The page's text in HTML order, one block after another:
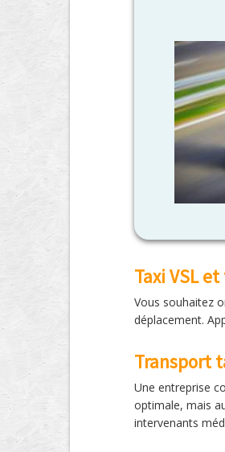
Taxi VSL
Vous souhaitez
déplacement.
Transport
Une entreprise
optimale, mais
intervenants